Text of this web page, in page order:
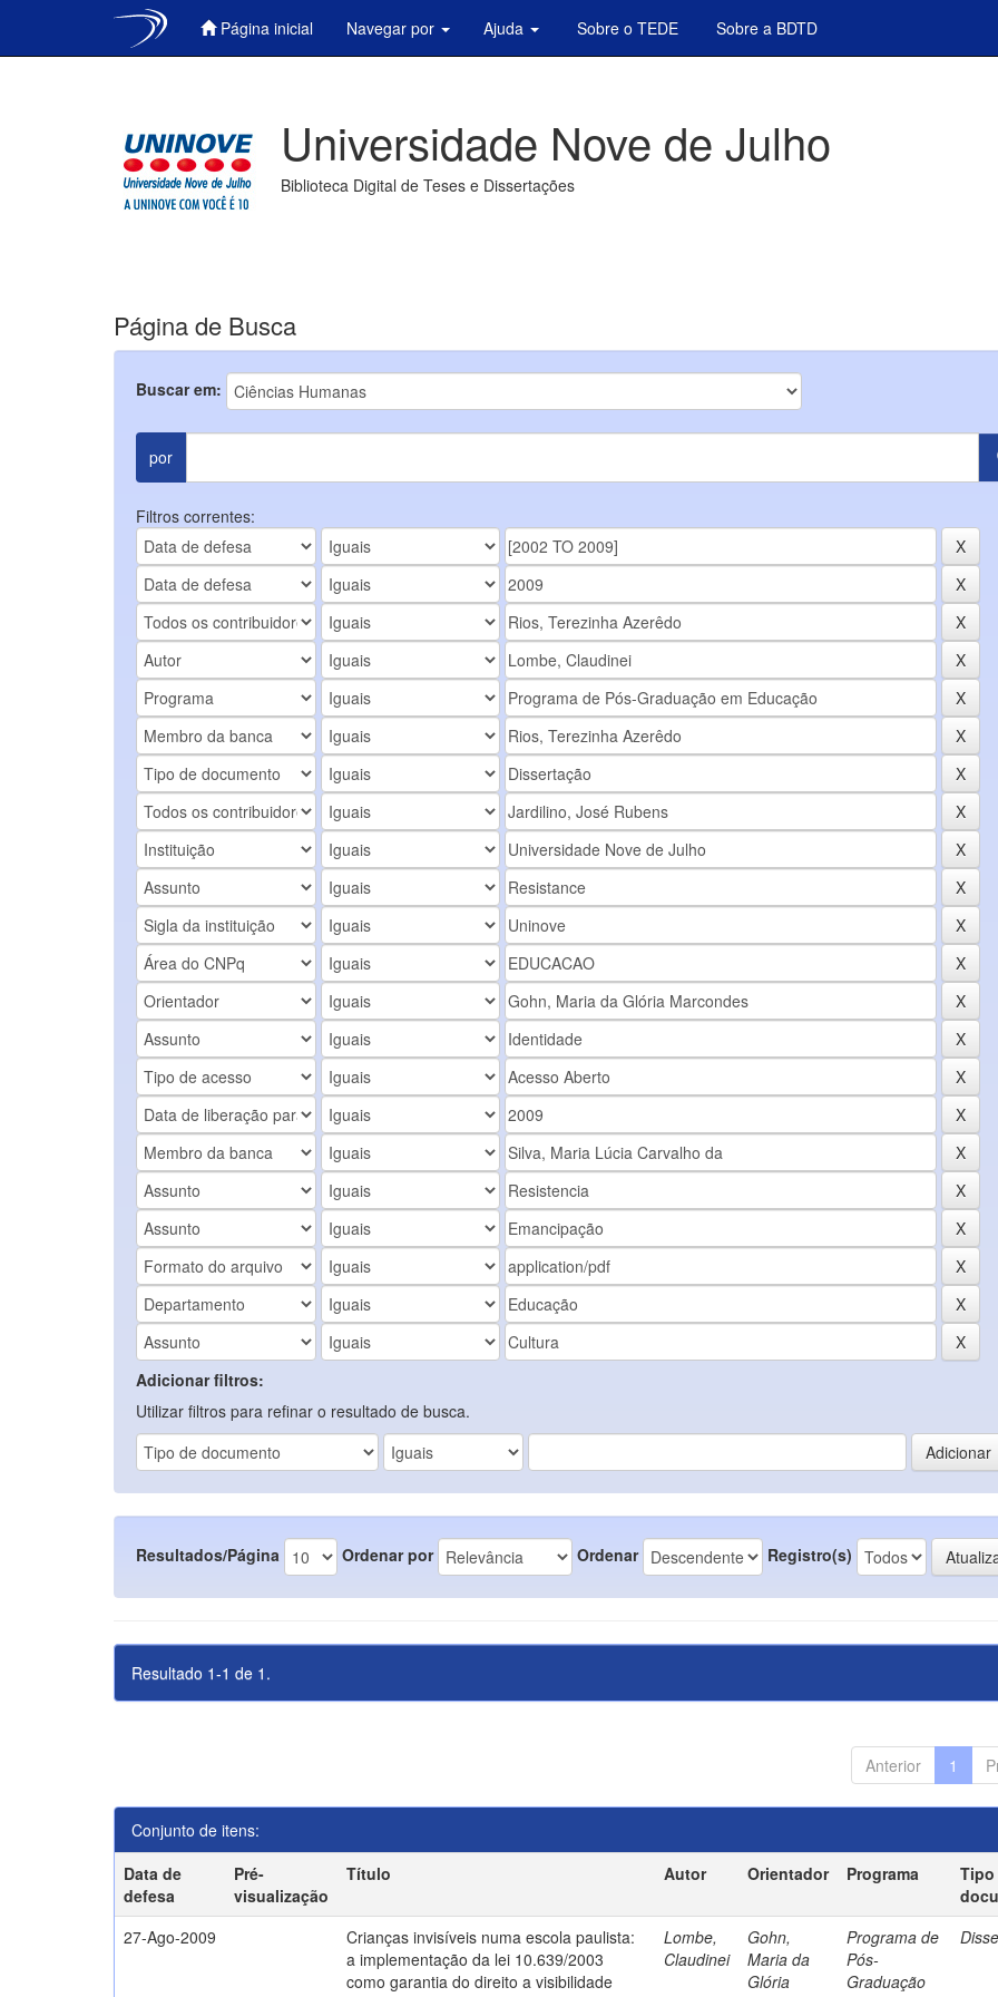
Página inicial Navegar por Ajuda Sobre o TEDE Sobre a BDTD
Universidade Nove de Julho
Biblioteca Digital de Teses e Dissertações
Página de Busca
Buscar em:
por
Filtros correntes:
Adicionar filtros:
Utilizar filtros para refinar o resultado de busca.
Resultados/Página Ordenar por Ordenar Registro(s)
Resultado 1-1 de 1.
Anterior 1
Conjunto de itens:
Data de
defesa
Pré-
visualização
Título Autor Orientador Programa
Tipo
27-Ago-2009
Crianças invisíveis numa escola paulista:
a implementação da lei 10.639/2003
como garantia do direito a visibilidade
Lombe,
Claudinei
Gohn,
Maria da
Glória
Programa de
Pós-
Graduação